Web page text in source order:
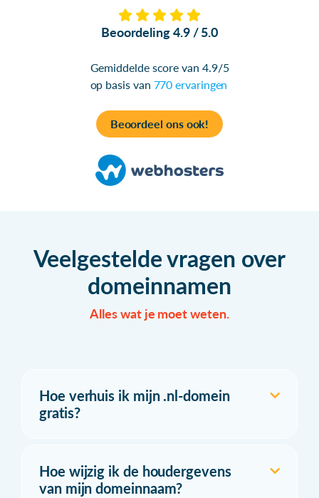
Beoordeling 4.9 / 5.0
Gemiddelde score van 4.9/5
op basis van 770 ervaringen
Beoordeel ons ook!
Veelgestelde vragen over
domeinnamen
Alles wat je moet weten.
Hoe verhuis ik mijn .nl-domein
gratis?
Hoe wijzig ik de houdergevens
van mijn domeinnaam?